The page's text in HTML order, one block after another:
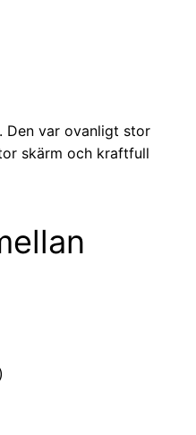
Den var ovanligt stor
skärm och kraftfull